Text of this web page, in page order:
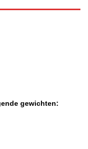
gewichten: